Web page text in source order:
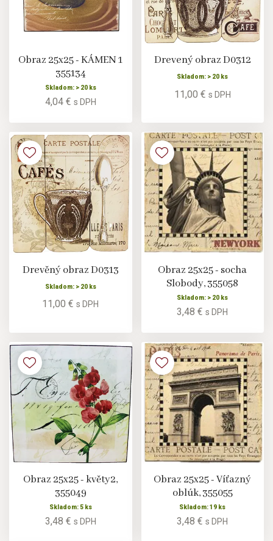
Obraz 25x25 - KÁMEN 1
355134
Skladom: > 20 ks
4,04 € s DPH
Drevený obraz D0312
Skladom: > 20 ks
11,00 € s DPH
Drevěný obraz D0313
Skladom: > 20 ks
11,00 €s DPH
Obraz 25x25 - socha
Slobody, 355058
Skladom: > 20 ks
3,48 €s DPH
Obraz 25x25 - květy2,
355049
Skladom: 5 ks
3,48 € s DPH
Obraz 25x25 - Víťazný
oblúk, 355055
Skladom: 19 ks
3,48 €s DPH